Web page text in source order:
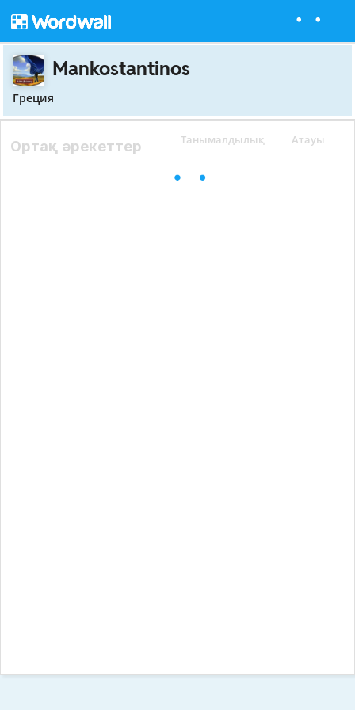
Mankostantinos
Греция
Танымалдылық Атауы
Ортақ әрекеттер